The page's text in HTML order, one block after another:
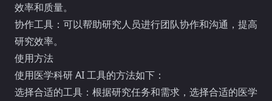
效率和质量。
协作工具：可以帮助研究人员进行团队协作和沟通，提高
研究效率。
使用方法
使用医学科研 AI 工具的方法如下：
选择合适的工具：根据研究任务和需求，选择合适的医学